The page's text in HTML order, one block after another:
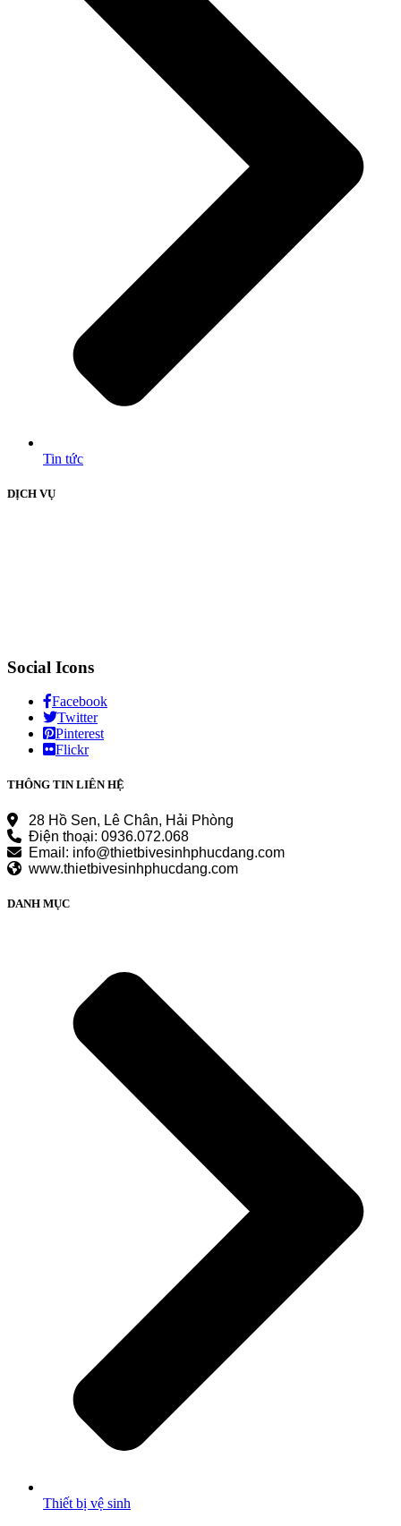
Tin tức
DỊCH VỤ
Social Icons
Facebook
Twitter
Pinterest
Flickr
THÔNG TIN LIÊN HỆ
28 Hồ Sen, Lê Chân, Hải Phòng
Điện thoại: 0936.072.068
Email: info@thietbivesinhphucdang.com
www.thietbivesinhphucdang.com
DANH MỤC
Thiết bị vệ sinh